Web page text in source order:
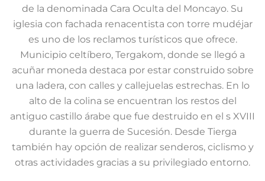
de la denominada Cara Oculta del Moncayo. Su
iglesia con fachada renacentista con torre mudéjar
es uno de los reclamos turísticos que ofrece.
Municipio celtíbero, Tergakom, donde se llegó a
acuñar moneda destaca por estar construido sobre
una ladera, con calles y callejuelas estrechas. En lo
alto de la colina se encuentran los restos del
antiguo castillo árabe que fue destruido en el s XVIII
durante la guerra de Sucesión. Desde Tierga
también hay opción de realizar senderos, ciclismo y
otras actividades gracias a su privilegiado entorno.